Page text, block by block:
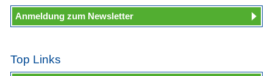
Anmeldung zum Newsletter
Top Links